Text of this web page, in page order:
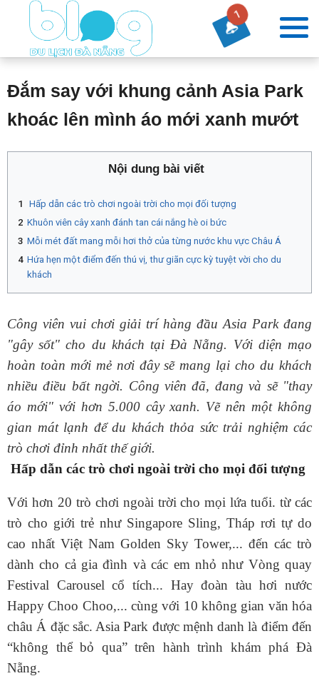
1
Đắm say với khung cảnh Asia Park
khoác lên mình áo mới xanh mướt
Nội dung bài viết
Hấp dẫn các trò chơi ngoài trời cho mọi đối tượng
Khuôn viên cây xanh đánh tan cái nắng hè oi bức
Mỗi mét đất mang mỗi hơi thở của từng nước khu vực Châu Á
Hứa hẹn một điểm đến thú vị, thư giãn cực kỳ tuyệt vời cho du
khách
Công viên vui chơi giải trí hàng đầu Asia Park đang
"gây sốt" cho du khách tại Đà Nẵng. Với diện mạo
hoàn toàn mới mẻ nơi đây sẽ mang lại cho du khách
nhiều điều bất ngời. Công viên đã, đang và sẽ "thay
áo mới" với hơn 5.000 cây xanh. Vẽ nên một không
gian mát lạnh để du khách thỏa sức trải nghiệm các
trò chơi đỉnh nhất thế giới.
Hấp dẫn các trò chơi ngoài trời cho mọi đối tượng
Với hơn 20 trò chơi ngoài trời cho mọi lứa tuổi. từ các
trò cho giới trẻ như Singapore Sling, Tháp rơi tự do
cao nhất Việt Nam Golden Sky Tower,... đến các trò
dành cho cả gia đình và các em nhỏ như Vòng quay
Festival Carousel cổ tích... Hay đoàn tàu hơi nước
Happy Choo Choo,... cùng với 10 không gian văn hóa
châu Á đặc sắc. Asia Park được mệnh danh là điểm đến
“không thể bỏ qua” trên hành trình khám phá Đà
Nẵng.